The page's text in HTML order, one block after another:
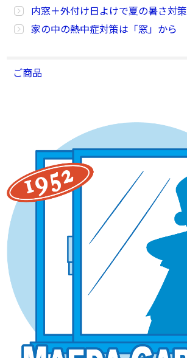
内窓＋外付け日よけで夏の暑さ対策
家の中の熱中症対策は「窓」から
ご商品